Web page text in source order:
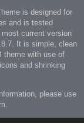
is designed for
and is tested
current version
It is simple, clean
theme with use of
and shrinking
please use